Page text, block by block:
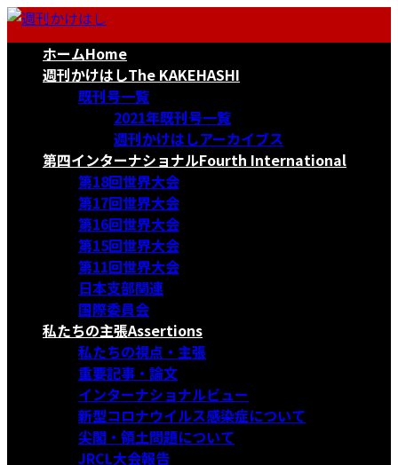
コ
ナ
ホームHome
週刊かけはしThe KAKEHASHI
既刊号一覧
2021年既刊号一覧
週刊かけはしアーカイブス
第四インターナショナルFourth International
第18回世界大会
第17回世界大会
第16回世界大会
第15回世界大会
第11回世界大会
日本支部関連
国際委員会
私たちの主張Assertions
私たちの視点・主張
重要記事・論文
インターナショナルビュー
新型コロナウイルス感染症について
尖閣・領土問題について
JRCL大会報告